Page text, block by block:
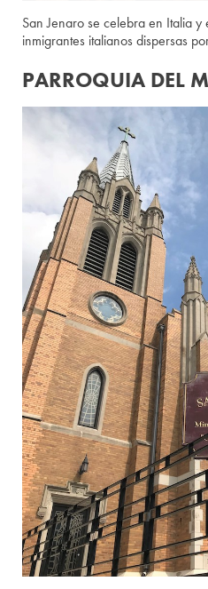
San Jenaro se celebra en Italia y
inmigrantes italianos dispersas
PARROQUIA DEL